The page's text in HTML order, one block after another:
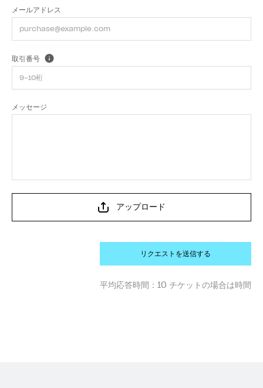
メールアドレス
取引番号
メッセージ
アップロード
リクエストを送信する
平均応答時間： 10 チケットの場合は時間